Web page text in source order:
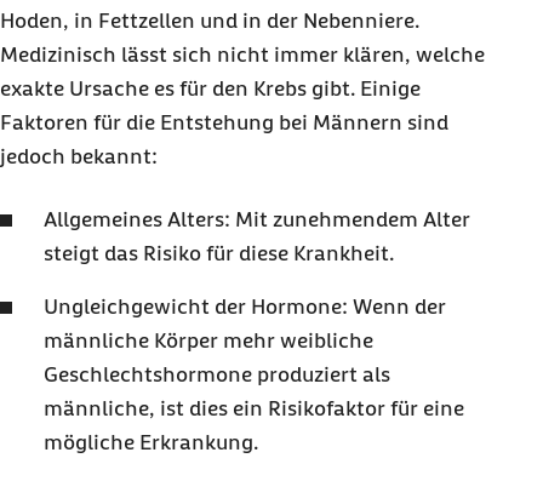
Hoden, in Fettzellen und in der Nebenniere.
Medizinisch lässt sich nicht immer klären, welche
exakte Ursache es für den Krebs gibt. Einige
Faktoren für die Entstehung bei Männern sind
jedoch bekannt:
Allgemeines Alters: Mit zunehmendem Alter
steigt das Risiko für diese Krankheit.
Ungleichgewicht der Hormone: Wenn der
männliche Körper mehr weibliche
Geschlechtshormone produziert als
männliche, ist dies ein Risikofaktor für eine
mögliche Erkrankung.